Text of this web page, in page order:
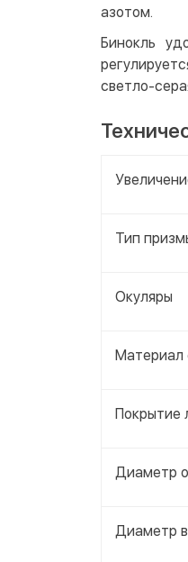
азотом.
Бинокль
светло-
Тип
Окуляры
Материал
Покрытие
Диаметр
Диаметр